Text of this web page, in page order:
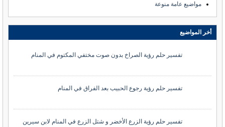
مواضيع عامة منوعة
أخر المواضيع
تفسير حلم رؤية الصراخ بدون صوت مختفي المكتوم في المنام
تفسير حلم رؤية رجوع الحبيب بعد الفراق في المنام
تفسير حلم رؤية الزرع الأخضر و شتل الزرع في المنام لابن سيرين